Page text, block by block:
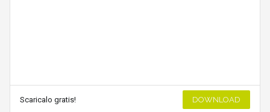
Scaricalo gratis! DOWNLOAD